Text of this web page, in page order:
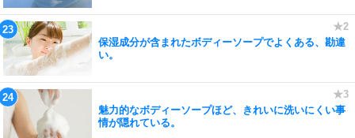
保湿成分が含まれたボディーソープでよくある、勘違
い。
魅力的なボディーソープほど、きれいに洗いにくい事
情が隠れている。